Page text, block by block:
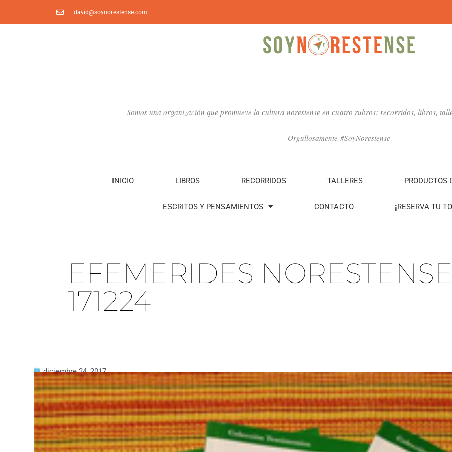
david@soynorestense.com
Somos una organización que promueve la cultura norestense en cuatro rubros: recorridos, libros,
Orgullosamente #SoyNorestense
INICIO LIBROS RECORRIDOS TALLERES PRODUCTOS
ESCRITOS Y PENSAMIENTOS CONTACTO ¡RESERVA TU
EFEMERIDES
171224
diciembre 24, 2017